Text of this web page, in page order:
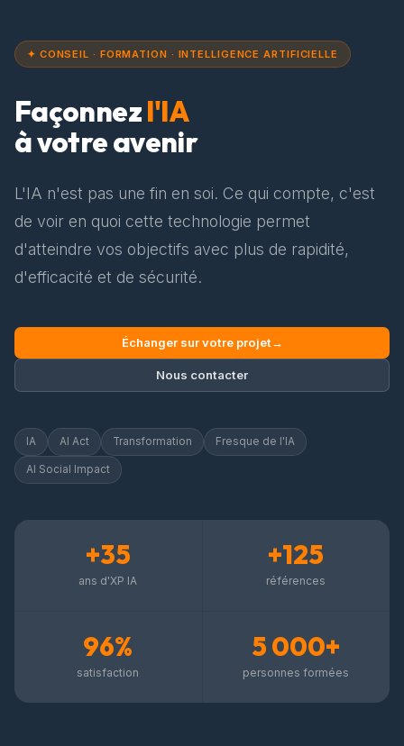
✦ CONSEIL · FORMATION · INTELLIGENCE ARTIFICIELLE
Façonnezl'IA
à votre avenir
L'IA n'est pas une fin en soi. Ce qui compte, c'est
de voir en quoi cette technologie permet
d'atteindre vos objectifs avec plus de rapidité,
d'efficacité et de sécurité.
Échanger sur votre projet→
Nous contacter
IA AI Act Transformation Fresque de l'IA
AI Social Impact
+35
ans d'XP IA
+125
références
96%
satisfaction
5 000+
personnes formées